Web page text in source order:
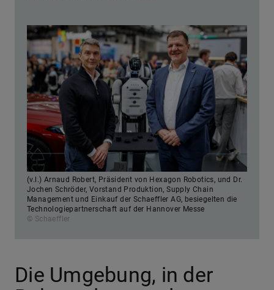
(v.l.) Arnaud Robert, Präsident von Hexagon Robotics, und Dr.
Jochen Schröder, Vorstand Produktion, Supply Chain
Management und Einkauf der Schaeffler AG, besiegelten die
Technologiepartnerschaft auf der Hannover Messe
© Schaeffler
Die Umgebung, in der